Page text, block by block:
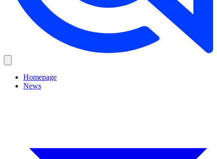
Homepage
News